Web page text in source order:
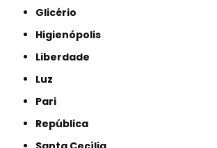
Glicério
Higienópolis
Liberdade
Luz
Pari
República